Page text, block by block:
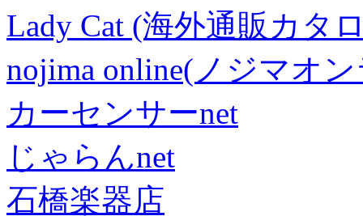
Lady Cat (海外通販カタ
nojima online(ノジマオ
カーセンサーnet
じゃらんnet
石橋楽器店